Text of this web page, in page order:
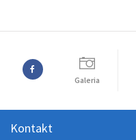
Galeria
Kontakt